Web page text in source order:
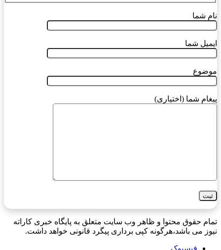
نام شما
ایمیل شما
موضوع
پیغام شما (اختیاری)
تمام حقوق محتوا و ظاهر وب سایت متعلق به پایگاه خبری کاراته
نیوز می باشد،هرگونه کپی برداری پیگرد قانونی خواهد داشت.